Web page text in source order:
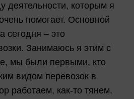
деятельности, которым я
помогает. Основной
сегодня – это
Занимаюсь я этим с
мы были первыми, кто
видом перевозок в
работаем, как-то тянем,